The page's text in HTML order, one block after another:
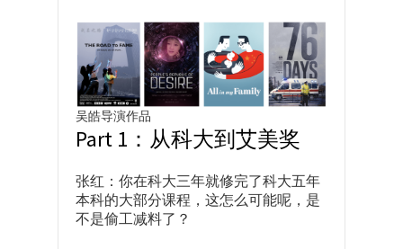
吴皓导演作品
Part 1：从科大到艾美奖
张红：你在科大三年就修完了科大五年
本科的大部分课程，这怎么可能呢，是
不是偷工减料了？